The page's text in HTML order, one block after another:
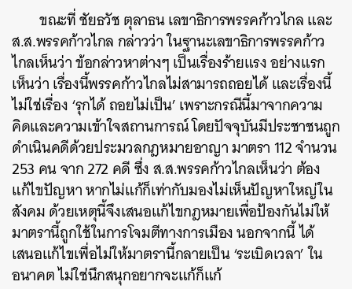
ขณะที่ ชัยธวัช ตุลาธน เลขาธิการพรรคก้าวไกล และ
ส.ส.พรรคก้าวไกล กล่าวว่า ในฐานะเลขาธิการพรรคก้าว
ไกลเห็นว่า ข้อกล่าวหาต่างๆ เป็นเรื่องร้ายแรง อย่างแรก
เห็นว่า เรื่องนี้พรรคก้าวไกลไม่สามารถถอยได้ และเรื่องนี้
ไม่ใช่เรื่อง ‘รุกได้ ถอยไม่เป็น’ เพราะกรณีนี้มาจากความ
คิดและความเข้าใจสถานการณ์ โดยปัจจุบันมีประชาชนถูก
ดำเนินคดีด้วยประมวลกฎหมายอาญา มาตรา 112 จำนวน
253 คน จาก 272 คดี ซึ่ง ส.ส.พรรคก้าวไกลเห็นว่า ต้อง
แก้ไขปัญหา หากไม่แก้ก็เท่ากับมองไม่เห็นปัญหาใหญ่ใน
สังคม ด้วยเหตุนี้จึงเสนอแก้ไขกฎหมายเพื่อป้องกันไม่ให้
มาตรานี้ถูกใช้ในการโจมตีทางการเมือง นอกจากนี้ ได้
เสนอแก้ไขเพื่อไม่ให้มาตรานี้กลายเป็น ‘ระเบิดเวลา’ ใน
อนาคต ไม่ใช่นึกสนุกอยากจะแก้ก็แก้
SHARE TWEET LINE EMAIL